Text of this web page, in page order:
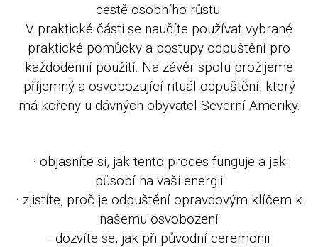
cestě osobního růstu.
V praktické části se naučíte používat vybrané
praktické pomůcky a postupy odpuštění pro
každodenní použití. Na závěr spolu prožijeme
příjemný a osvobozující rituál odpuštění, který
má kořeny u dávných obyvatel Severní Ameriky.
· objasníte si, jak tento proces funguje a jak
působí na vaši energii
· zjistíte, proč je odpuštění opravdovým klíčem k
našemu osvobození
· dozvíte se, jak při původní ceremonii